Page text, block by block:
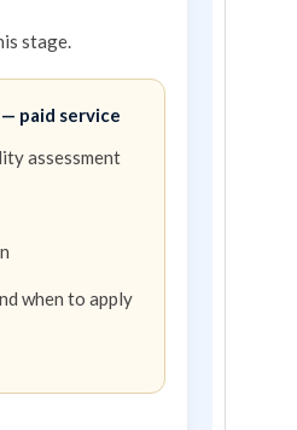
stage.
paid service
assessment
when to apply